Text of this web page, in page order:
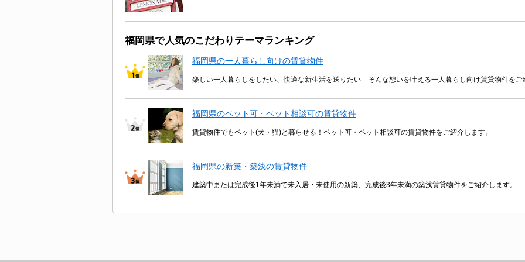
福岡県で人気のこだわりテーマランキング
福岡県の一人暮らし向けの賃貸物件
楽しい一人暮らしをしたい、快適な新生活を送りたい―そんな想いを叶える一人暮らし向け賃貸物件をご
福岡県のペット可・ペット相談可の賃貸物件
賃貸物件でもペット(犬・猫)と暮らせる！ペット可・ペット相談可の賃貸物件をご紹介します。
福岡県の新築・築浅の賃貸物件
建築中または完成後1年未満で未入居・未使用の新築、完成後3年未満の築浅賃貸物件をご紹介します。